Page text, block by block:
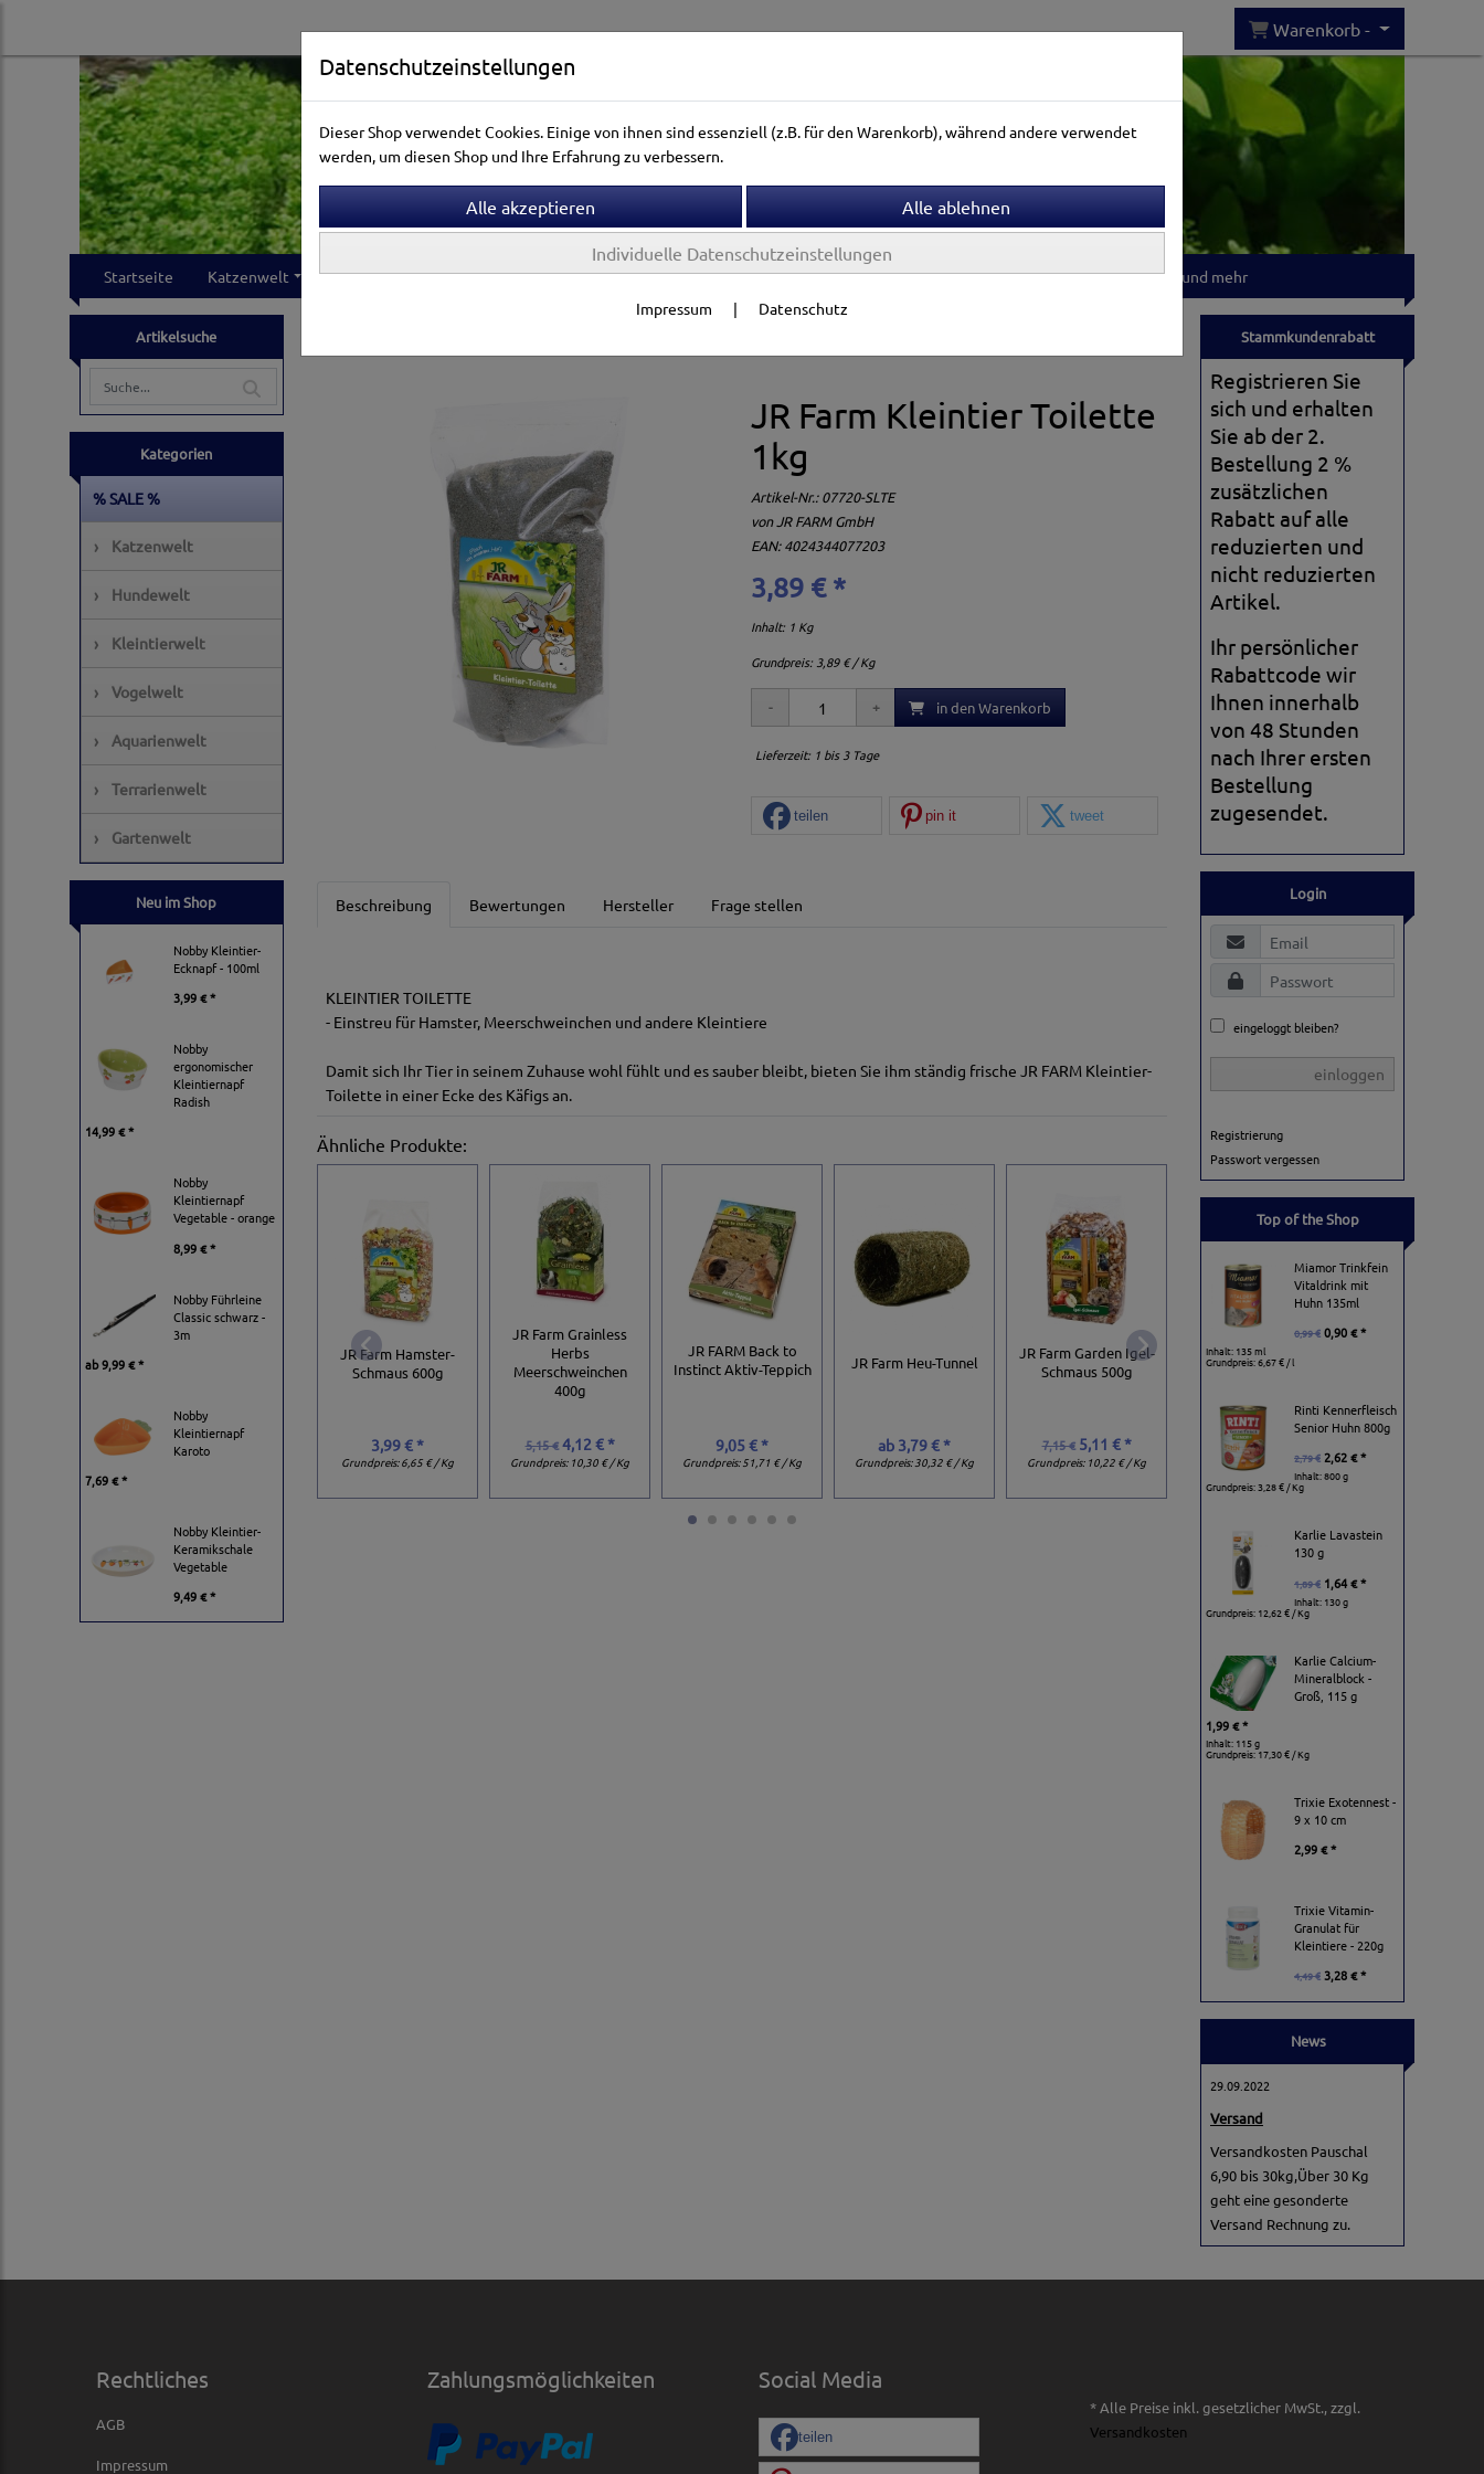
Warenkorb -
Startseite Katzenwelt Hundewelt Kleintierwelt Vogelwelt Aquarienwelt Terrarienwelt Gartenwelt T-shirts und mehr
Artikelsuche
Kategorien
% SALE %
› Katzenwelt
› Hundewelt
› Kleintierwelt
› Vogelwelt
› Aquarienwelt
› Terrarienwelt
› Gartenwelt
Neu im Shop
Nobby Kleintier-
Ecknapf - 100ml
3,99 € *
Nobby
ergonomischer
Kleintiernapf
Radish
14,99 € *
Nobby
Kleintiernapf
Vegetable - orange
8,99 € *
Nobby Führleine
Classic schwarz -
3m
ab9,99 € *
Nobby
Kleintiernapf
Karoto
7,69 € *
Nobby Kleintier-
Keramikschale
Vegetable
9,49 € *
JR Farm
JR Farm Kleintier Toilette
1kg
Artikel-Nr.:07720-SLTE
von JR FARM GmbH
EAN: 4024344077203
3,89 € *
Inhalt: 1 Kg
Grundpreis: 3,89 € / Kg
in den Warenkorb
Lieferzeit: 1 bis 3 Tage
teilen pin it tweet
Beschreibung Bewertungen Hersteller Frage stellen
KLEINTIER TOILETTE
- Einstreu für Hamster, Meerschweinchen und andere Kleintiere
Damit sich Ihr Tier in seinem Zuhause wohl fühlt und es sauber bleibt, bieten Sie ihm ständig frische JR FARM Kleintier-
Toilette in einer Ecke des Käfigs an.
Ähnliche Produkte:
JR Farm Hamster-
Schmaus 600g
3,99 € *
Grundpreis:6,65 € / Kg
JR Farm Grainless
Herbs
Meerschweinchen
400g
5,15 €4,12 € *
Grundpreis: 10,30 € / Kg
JR FARM Back to
Instinct Aktiv-Teppich
9,05 € *
Grundpreis:51,71 € / Kg
JR Farm Heu-Tunnel
ab 3,79 € *
Grundpreis:30,32 € / Kg
JR Farm Garden Igel-
Schmaus 500g
7,15 €5,11 € *
Grundpreis: 10,22 € / Kg
JR Salzleckstein mit
Halter 80g
2,05 €1,74 € *
Grundpreis:21,75 € / Kg
Stammkundenrabatt
Registrieren Sie
sich und erhalten
Sie ab der 2.
Bestellung 2 %
zusätzlichen
Rabatt auf alle
reduzierten und
nicht reduzierten
Artikel.
Ihr persönlicher
Rabattcode wir
Ihnen innerhalb
von 48 Stunden
nach Ihrer ersten
Bestellung
zugesendet.
Login
eingeloggt bleiben?
einloggen
Registrierung
Passwort vergessen
Top of the Shop
Miamor Trinkfein
Vitaldrink mit
Huhn 135ml
0,99 € 0,90 € *
Inhalt: 135 ml
Grundpreis:6,67 € / l
Rinti Kennerfleisch
Senior Huhn 800g
2,79 € 2,62 € *
Inhalt: 800 g
Grundpreis:3,28 € / Kg
Karlie Lavastein
130 g
1,89 € 1,64 € *
Inhalt: 130 g
Grundpreis: 12,62 € / Kg
Karlie Calcium-
Mineralblock -
Groß, 115 g
1,99 € *
Inhalt: 115 g
Grundpreis:17,30 € / Kg
Trixie Exotennest -
9 x 10 cm
2,99 € *
Trixie Vitamin-
Granulat für
Kleintiere - 220g
4,49 € 3,28 € *
News
29.09.2022
Versand
Versandkosten Pauschal
6,90 bis 30kg,Über 30 Kg
geht eine gesonderte
Versand Rechnung zu.
Rechtliches
AGB
Impressum
Zahlungsmöglichkeiten Social Media
teilen
* Alle Preise inkl. gesetzlicher MwSt., zzgl.
Versandkosten
Datenschutzeinstellungen
Dieser Shop verwendet Cookies. Einige von ihnen sind essenziell (z.B. für den Warenkorb), während andere verwendet
werden, um diesen Shop und Ihre Erfahrung zu verbessern.
Individuelle Datenschutzeinstellungen
Impressum | Datenschutz